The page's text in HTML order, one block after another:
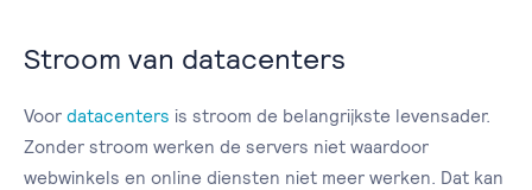
Stroom van datacenters
Voor datacenters is stroom de belangrijkste levensader.
Zonder stroom werken de servers niet waardoor
webwinkels en online diensten niet meer werken. Dat kan